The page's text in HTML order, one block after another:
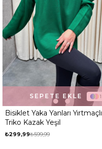
1
Bisiklet Yaka Yanları Yırtmaçlı
Triko Kazak Yeşil
₺299,99₺599,99
SEPETE EKLE